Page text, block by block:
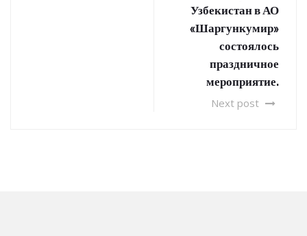
Узбекистан в АО
«Шаргункумир»
состоялось
праздничное
мероприятие.
Next post